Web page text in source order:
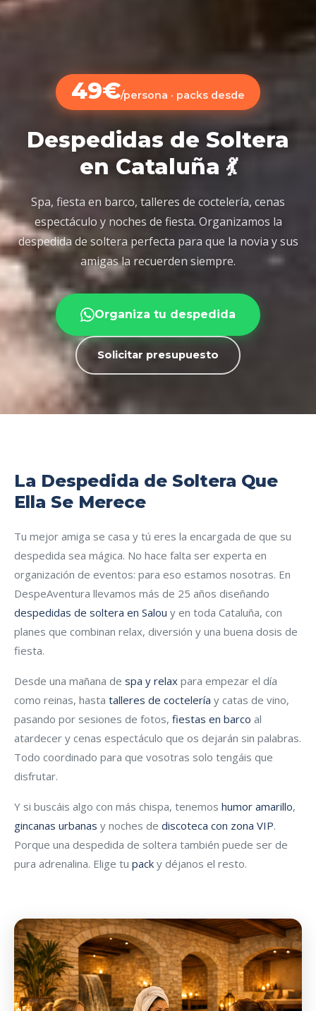
49€/persona · packs desde
Despedidas de Soltera
en Cataluña 💃
Spa, fiesta en barco, talleres de coctelería, cenas
espectáculo y noches de fiesta. Organizamos la
despedida de soltera perfecta para que la novia y sus
amigas la recuerden siempre.
Organiza tu despedida
Solicitar presupuesto
La Despedida de Soltera Que
Ella Se Merece
Tu mejor amiga se casa y tú eres la encargada de que su
despedida sea mágica. No hace falta ser experta en
organización de eventos: para eso estamos nosotras. En
DespeAventura llevamos más de 25 años diseñando
despedidas de soltera en Salou y en toda Cataluña, con
planes que combinan relax, diversión y una buena dosis de
fiesta.
Desde una mañana de spa y relax para empezar el día
como reinas, hasta talleres de coctelería y catas de vino,
pasando por sesiones de fotos, fiestas en barco al
atardecer y cenas espectáculo que os dejarán sin palabras.
Todo coordinado para que vosotras solo tengáis que
disfrutar.
Y si buscáis algo con más chispa, tenemos humor amarillo,
gincanas urbanas y noches de discoteca con zona VIP.
Porque una despedida de soltera también puede ser de
pura adrenalina. Elige tu pack y déjanos el resto.